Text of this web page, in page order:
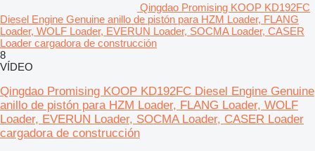
Qingdao Promising KOOP KD192FC
Diesel Engine Genuine anillo de pistón para HZM Loader, FLANG
Loader, WOLF Loader, EVERUN Loader, SOCMA Loader, CASER
Loader cargadora de construcción
8
VÍDEO
Qingdao Promising KOOP KD192FC Diesel Engine Genuine
anillo de pistón para HZM Loader, FLANG Loader, WOLF
Loader, EVERUN Loader, SOCMA Loader, CASER Loader
cargadora de construcción